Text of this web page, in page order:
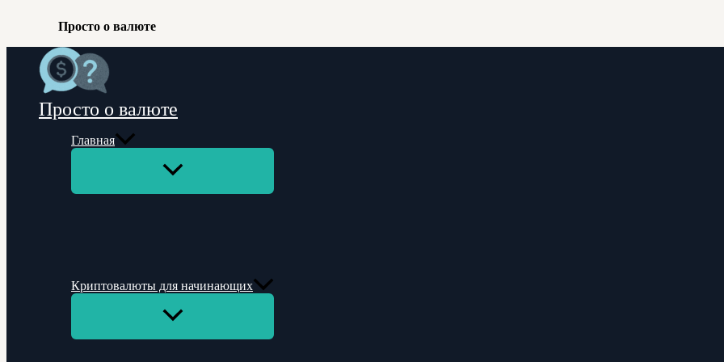
Просто о валюте
Перейти
содержимому
Просто о валюте
Главная
Переключатель
Криптовалюты для начинающих
Переключатель